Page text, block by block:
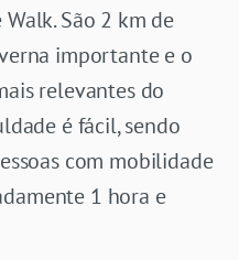
São 2 km de
importante e o
relevantes do
é fácil, sendo
com mobilidade
1 hora e